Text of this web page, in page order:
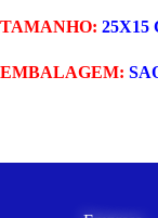
TAMANHO: 25X15
EMBALAGEM: